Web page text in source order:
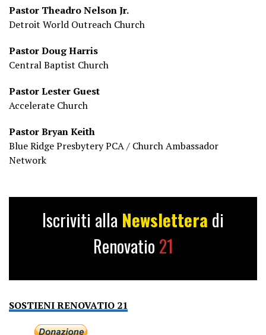
Pastor Theadro Nelson Jr.
Detroit World Outreach Church
Pastor Doug Harris
Central Baptist Church
Pastor Lester Guest
Accelerate Church
Pastor Bryan Keith
Blue Ridge Presbytery PCA / Church Ambassador
Network
Iscriviti alla Newslettera di
Renovatio 21
SOSTIENI RENOVATIO 21